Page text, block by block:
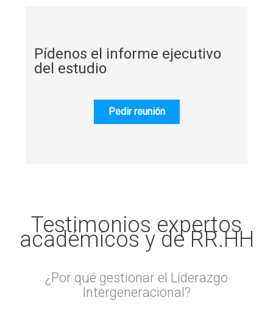
Pídenos el informe ejecutivo
del estudio
Pedir reunión
Testimonios expertos
académicos y de RR.HH
¿Por qué gestionar el Liderazgo
Intergeneracional?